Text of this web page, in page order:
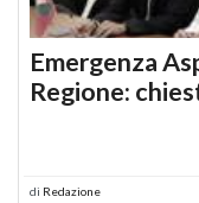
Emergenza
Regione:
di Redazione